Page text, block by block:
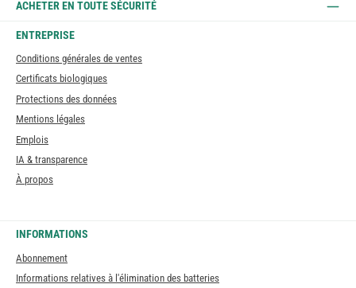
ACHETER EN TOUTE SÉCURITÉ
ENTREPRISE
Conditions générales de ventes
Certificats biologiques
Protections des données
Mentions légales
Emplois
IA & transparence
À propos
INFORMATIONS
Abonnement
Informations relatives à l'élimination des batteries